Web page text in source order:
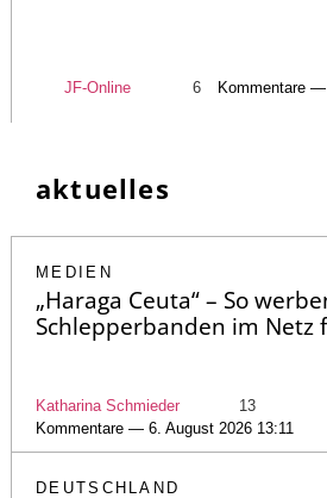
JF-Online 6 Kommentare
aktuelles
MEDIEN
„Haraga Ceuta“ – So
Schlepperbanden im Netz
Katharina Schmieder
13
Kommentare — 6. August 2026 13:11
DEUTSCHLAND